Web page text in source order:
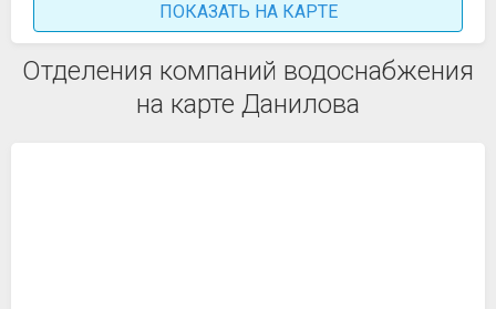
ПОКАЗАТЬ НА КАРТЕ
Отделения компаний водоснабжения
на карте Данилова